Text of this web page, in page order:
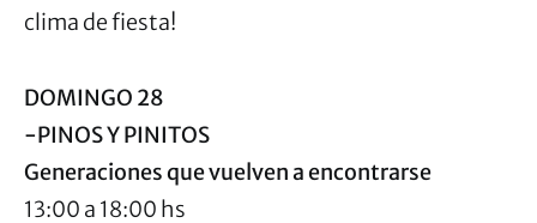
clima de fiesta!
DOMINGO 28
-PINOS Y PINITOS
Generaciones que vuelven a encontrarse
13:00 a 18:00 hs